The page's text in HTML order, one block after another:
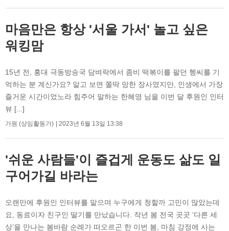
마음만은 항상 '서울 가서' 놀고 싶은
워킹맘
15년 전, 홍대 극동방송국 담벼락에서 좀비 떡볶이를 팔던 헹씨를 기
억하는 분 계신가요? 알고 보면 쫄딱 망한 장사였지만, 인생에서 가장
즐거운 시간이었노라 힘주어 말하는 한혜영 님을 이번 달 후원인 인터
뷰 [...]
가원 (상임활동가) 2023년 6월 13일 13:38
'쉬운 사람들'이 즐겁게 운동도 삶도 일
구어가길 바라는
오랜만에 후원인 인터뷰를 맡으며 누구에게 청할까 고민이 많았는데
요, 동료이자 친구인 딸기를 만났습니다. 작년 봄 전국 곳곳 ‘다른 세
상’을 만나는 봄바람 순례가 떠오르곤 한 이번 봄, 마침 강정에 사는